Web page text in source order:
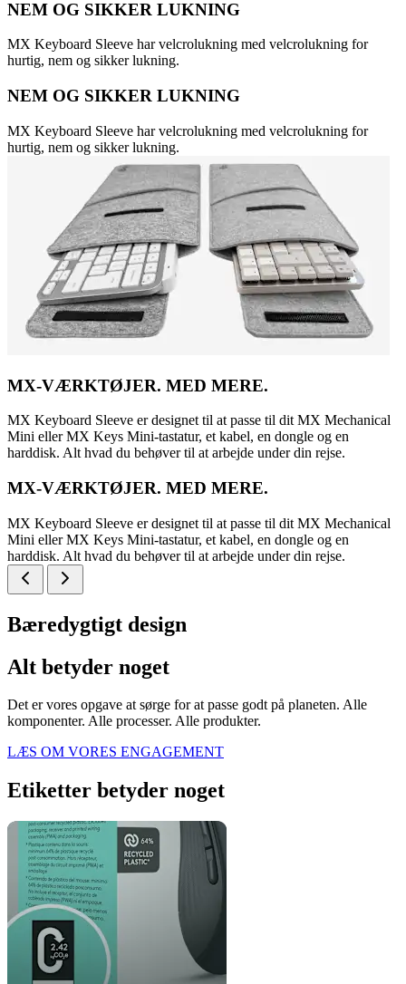
NEM OG SIKKER LUKNING
MX Keyboard Sleeve har velcrolukning med velcrolukning for
hurtig, nem og sikker lukning.
NEM OG SIKKER LUKNING
MX Keyboard Sleeve har velcrolukning med velcrolukning for
hurtig, nem og sikker lukning.
MX-VÆRKTØJER. MED MERE.
MX Keyboard Sleeve er designet til at passe til dit MX Mechanical
Mini eller MX Keys Mini-tastatur, et kabel, en dongle og en
harddisk. Alt hvad du behøver til at arbejde under din rejse.
MX-VÆRKTØJER. MED MERE.
MX Keyboard Sleeve er designet til at passe til dit MX Mechanical
Mini eller MX Keys Mini-tastatur, et kabel, en dongle og en
harddisk. Alt hvad du behøver til at arbejde under din rejse.
Bæredygtigt design
Alt betyder noget
Det er vores opgave at sørge for at passe godt på planeten. Alle
komponenter. Alle processer. Alle produkter.
LÆS OM VORES ENGAGEMENT
Etiketter betyder noget